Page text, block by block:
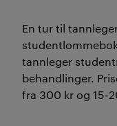
En tur til
tannleger
behandlinger.
fra 300 kr og 15-